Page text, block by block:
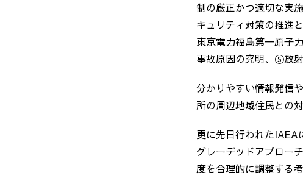
制の厳正かつ適切な実
キュリティ対策の推進
東京電力福島第一原子
事故原因の究明、⑤放
分かりやすい情報発信
所の周辺地域住民との
更に先日行われたIAEA
グレーデッドアプロー
度を合理的に調整する